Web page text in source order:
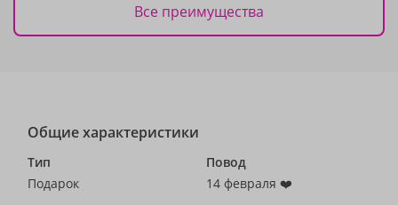
Все преимущества
Общие характеристики
Тип
Подарок
Повод
14 февраля ❤️